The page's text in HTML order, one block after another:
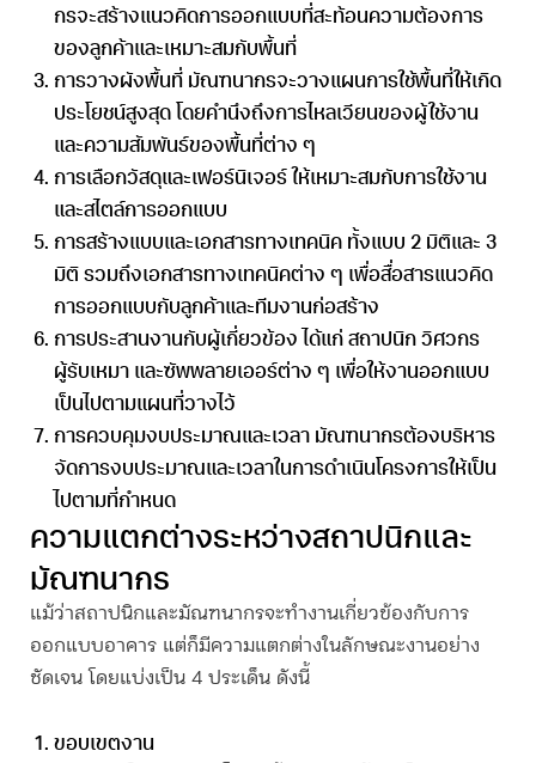
กรจะสร้างแนวคิดการออกแบบที่สะท้อนความต้องการ
ของลูกค้าและเหมาะสมกับพื้นที่
การวางผังพื้นที่ มัณฑนากรจะวางแผนการใช้พื้นที่ให้เกิด
ประโยชน์สูงสุด โดยคำนึงถึงการไหลเวียนของผู้ใช้งาน
และความสัมพันธ์ของพื้นที่ต่าง ๆ
การเลือกวัสดุและเฟอร์นิเจอร์ให้เหมาะสมกับการใช้งาน
และสไตล์การออกแบบ
การสร้างแบบและเอกสารทางเทคนิค ทั้งแบบ 2 มิติและ 3
มิติ รวมถึงเอกสารทางเทคนิคต่าง ๆ เพื่อสื่อสารแนวคิด
การออกแบบกับลูกค้าและทีมงานก่อสร้าง
การประสานงานกับผู้เกี่ยวข้องได้แก่ สถาปนิก วิศวกร
ผู้รับเหมา และซัพพลายเออร์ต่าง ๆ เพื่อให้งานออกแบบ
เป็นไปตามแผนที่วางไว้
การควบคุมงบประมาณและเวลา มัณฑนากรต้องบริหาร
จัดการงบประมาณและเวลาในการดำเนินโครงการให้เป็น
ไปตามที่กำหนด
ความแตกต่างระหว่างสถาปนิกและ
มัณฑนากร
แม้ว่าสถาปนิกและมัณฑนากรจะทำงานเกี่ยวข้องกับการ
ออกแบบอาคาร แต่ก็มีความแตกต่างในลักษณะงานอย่าง
ชัดเจน โดยแบ่งเป็น 4 ประเด็น ดังนี้
ขอบเขตงาน